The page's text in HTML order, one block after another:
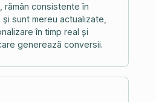
rămân consistente în
sunt mereu actualizate,
în timp real și
generează conversii.